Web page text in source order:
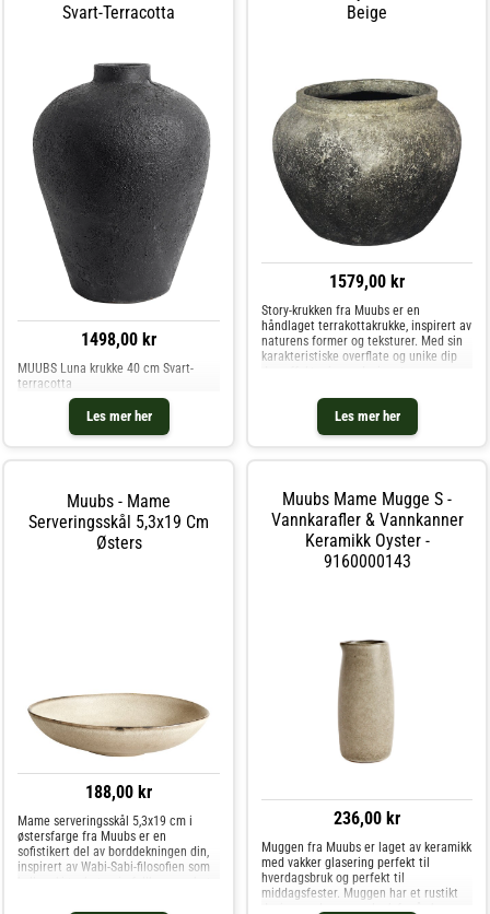
Svart-Terracotta
1498,00 kr
Les mer her
MUUBS Luna krukke 40 cm Svart-
terracotta
Beige
1579,00 kr
Les mer her
Story-krukken fra Muubs er en
håndlaget terrakottakrukke, inspirert av
naturens former og teksturer. Med sin
karakteristiske overflate og unike dip
håndmalt, noe som gir hver enkelt et
Muubs - Mame
Serveringsskål 5,3x19 Cm
Østers
188,00 kr
Mame serveringsskål 5,3x19 cm i
østersfarge fra Muubs er en
sofistikert del av borddekningen din,
inspirert av Wabi-Sabi-filosofien som
Muubs Mame Mugge S -
Vannkarafler & Vannkanner
Keramikk Oyster -
9160000143
236,00 kr
Muggen fra Muubs er laget av keramikk
med vakker glasering perfekt til
hverdagsbruk og perfekt til
middagsfester. Muggen har et rustikt
design med en varm look for å skape en